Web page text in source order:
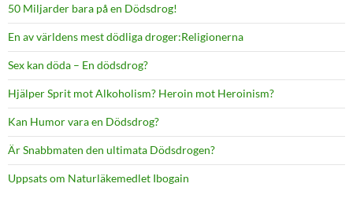
50 Miljarder bara på en Dödsdrog!
En av världens mest dödliga droger:Religionerna
Sex kan döda – En dödsdrog?
Hjälper Sprit mot Alkoholism? Heroin mot Heroinism?
Kan Humor vara en Dödsdrog?
Är Snabbmaten den ultimata Dödsdrogen?
Uppsats om Naturläkemedlet Ibogain